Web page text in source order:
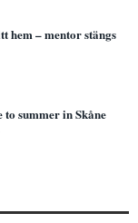
hem – mentor stängs
to summer in Skåne